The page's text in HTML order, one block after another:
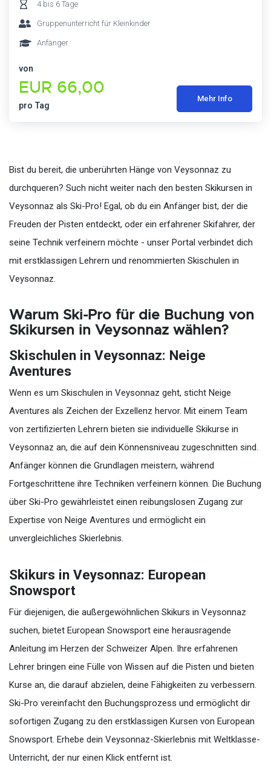
4 bis 6 Tage
Gruppenunterricht für Kleinkinder
Anfänger
von
EUR 66,00
pro Tag
Mehr Info
Bist du bereit, die unberührten Hänge von Veysonnaz zu
durchqueren? Such nicht weiter nach den besten Skikursen in
Veysonnaz als Ski-Pro! Egal, ob du ein Anfänger bist, der die
Freuden der Pisten entdeckt, oder ein erfahrener Skifahrer, der
seine Technik verfeinern möchte - unser Portal verbindet dich
mit erstklassigen Lehrern und renommierten Skischulen in
Veysonnaz.
Warum Ski-Pro für die Buchung von
Skikursen in Veysonnaz wählen?
Skischulen in Veysonnaz: Neige
Aventures
Wenn es um Skischulen in Veysonnaz geht, sticht Neige
Aventures als Zeichen der Exzellenz hervor. Mit einem Team
von zertifizierten Lehrern bieten sie individuelle Skikurse in
Veysonnaz an, die auf dein Könnensniveau zugeschnitten sind.
Anfänger können die Grundlagen meistern, während
Fortgeschrittene ihre Techniken verfeinern können. Die Buchung
über Ski-Pro gewährleistet einen reibungslosen Zugang zur
Expertise von Neige Aventures und ermöglicht ein
unvergleichliches Skierlebnis.
Skikurs in Veysonnaz: European
Snowsport
Für diejenigen, die außergewöhnlichen Skikurs in Veysonnaz
suchen, bietet European Snowsport eine herausragende
Anleitung im Herzen der Schweizer Alpen. Ihre erfahrenen
Lehrer bringen eine Fülle von Wissen auf die Pisten und bieten
Kurse an, die darauf abzielen, deine Fähigkeiten zu verbessern.
Ski-Pro vereinfacht den Buchungsprozess und ermöglicht dir
sofortigen Zugang zu den erstklassigen Kursen von European
Snowsport. Erhebe dein Veysonnaz-Skierlebnis mit Weltklasse-
Unterricht, der nur einen Klick entfernt ist.